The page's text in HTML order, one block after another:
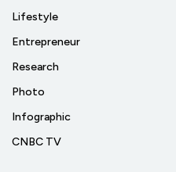
Lifestyle
Entrepreneur
Research
Photo
Infographic
CNBC TV